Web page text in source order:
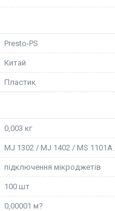
Presto-PS
Китай
Пластик
0,003 кг
MJ 1302 / MJ 1402 / MS 1101A
підключення мікроджетів
100 шт
0,00001 м?